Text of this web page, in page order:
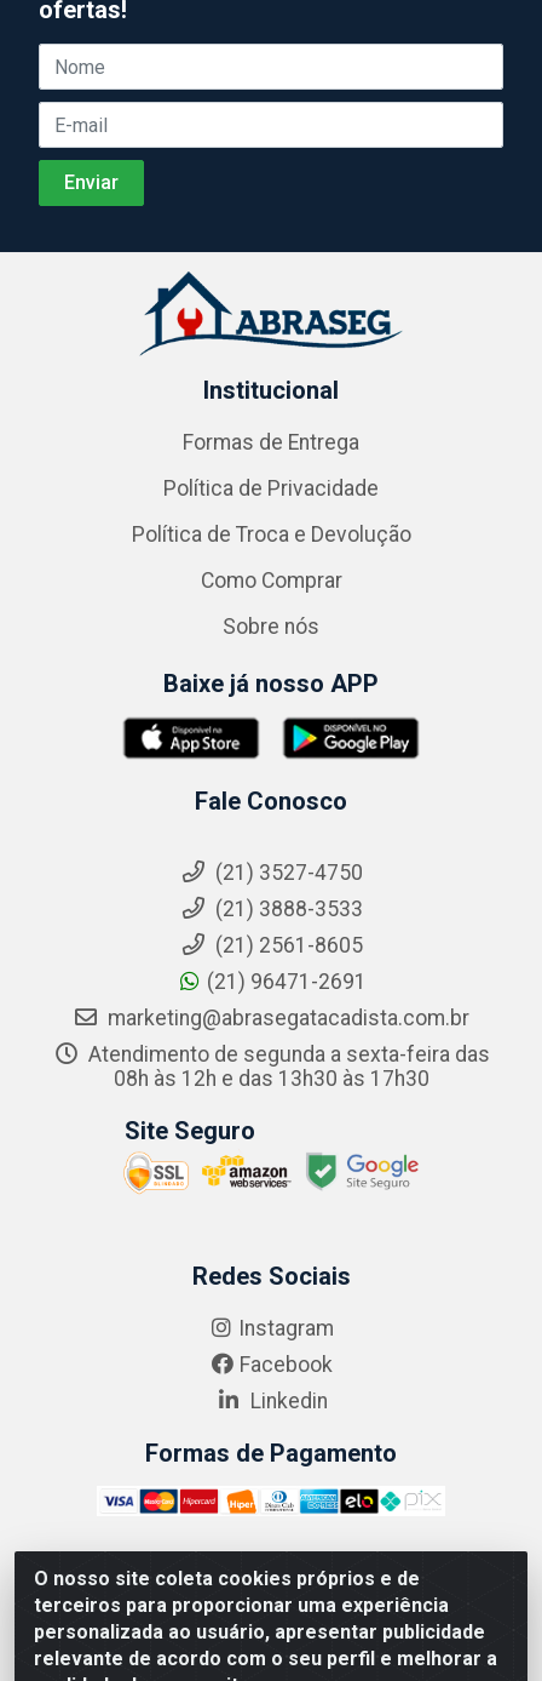
O nosso site coleta cookies próprios e de
terceiros para proporcionar uma experiência
personalizada ao usuário, apresentar publicidade
relevante de acordo com o seu perfil e melhorar a
ofertas!
Institucional
Formas de Entrega
Política de Privacidade
Política de Troca e Devolução
Como Comprar
Sobre nós
Baixe já nosso APP
Fale Conosco
(21) 3527-4750
(21) 3888-3533
(21) 2561-8605
(21) 96471-2691
marketing@abrasegatacadista.com.br
Atendimento de segunda a sexta-feira das
08h às 12h e das 13h30 às 17h30
Site Seguro
Redes Sociais
Instagram
Facebook
Linkedin
Formas de Pagamento
ABRASEG COMÉRCIO ATACADISTA LTDA - CNPJ:
10.894.768/0001-00 - Avenida Lobo Júnior, 1045 -
Penha Circular - Rio de Janeiro - RJ - CEP 21020-124